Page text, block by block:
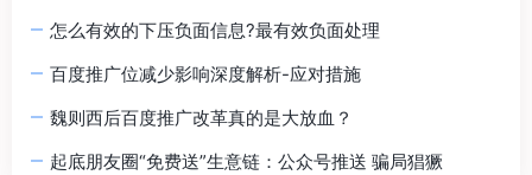
怎么有效的下压负面信息?最有效负面处理
百度推广位减少影响深度解析-应对措施
魏则西后百度推广改革真的是大放血？
起底朋友圈“免费送”生意链：公众号推送 骗局猖獗